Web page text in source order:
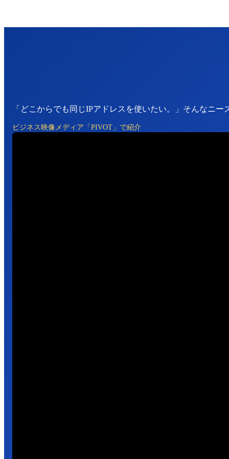
「どこからでも同じIPアドレスを使いたい。」そんなニ
ビジネス映像メディア「PIVOT」で紹介